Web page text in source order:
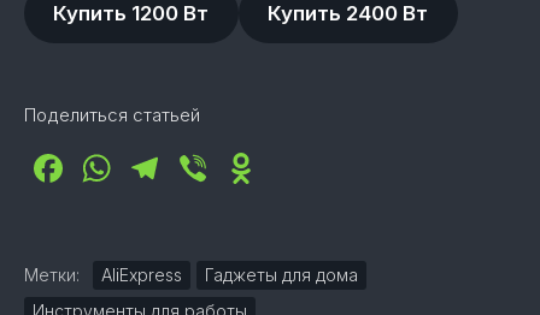
Купить 1200 Вт Купить 2400 Вт
Поделиться статьей
Facebook
WhatsApp
Telegram
Viber
Метки: AliExpress
Гаджеты для дома